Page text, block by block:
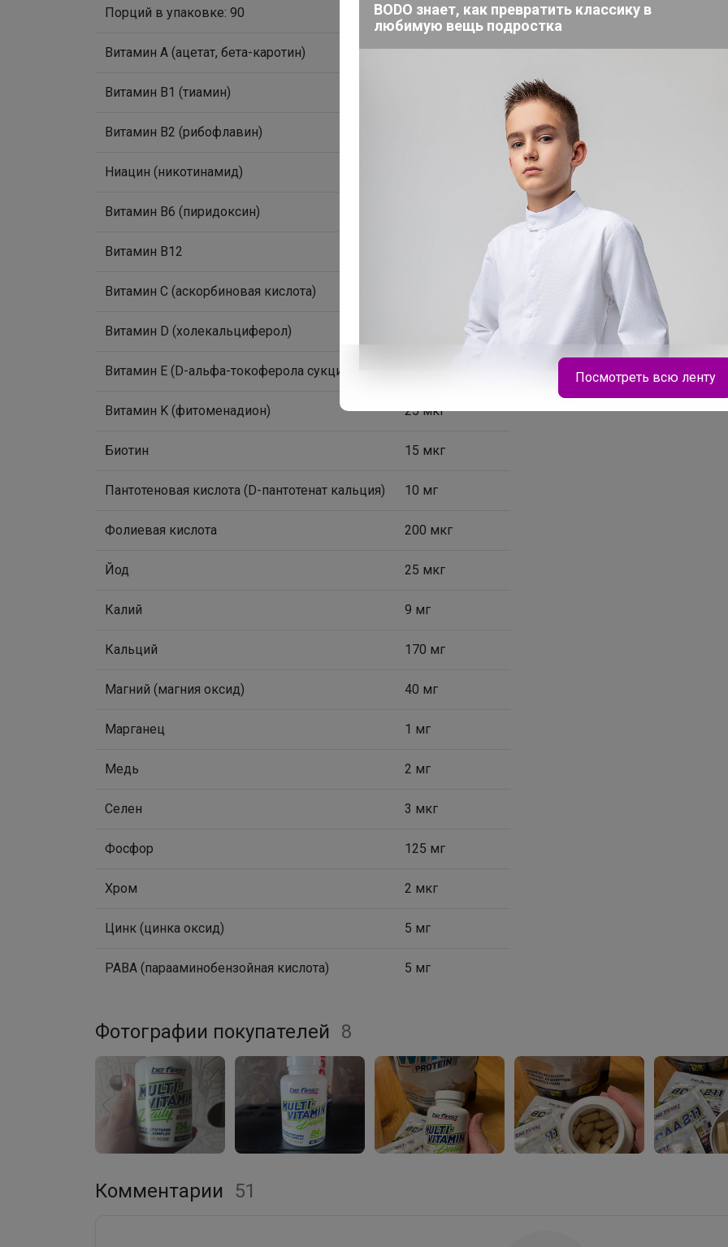
Порций в упаковке: 90
Витамин А (ацетат, бета-каротин) 2 мг (5000 МЕ)
Витамин В1 (тиамин)
Витамин B2 (рибофлавин)
Ниацин (никотинамид)
Витамин B6 (пиридоксин)
Витамин B12
Витамин C (аскорбиновая кислота)
Витамин D (холекальциферол) 10 мкг (400 МЕ)
Витамин E (D-альфа-токоферола сукцинат)
Витамин K (фитоменадион) 25 мкг
Биотин 15 мкг
Пантотеновая кислота (D-пантотенат кальция) 10 мг
Фолиевая кислота 200 мкг
Йод 25 мкг
Калий 9 мг
Кальций 170 мг
Магний (магния оксид) 40 мг
Марганец 1 мг
Медь 2 мг
Селен 3 мкг
Фосфор 125 мг
Хром 2 мкг
Цинк (цинка оксид) 5 мг
PABA (парааминобензойная кислота) 5 мг
Фотографии покупателей 8
Комментарии 51
BODO знает, как превратить классику в
любимую вещь подростка
Леныра
Happy Baby
Спортивные костюмы PLAY Today — стиль,
комфорт и свобода движения для школы,
прогулок и активных будней
Посмотреть всю ленту